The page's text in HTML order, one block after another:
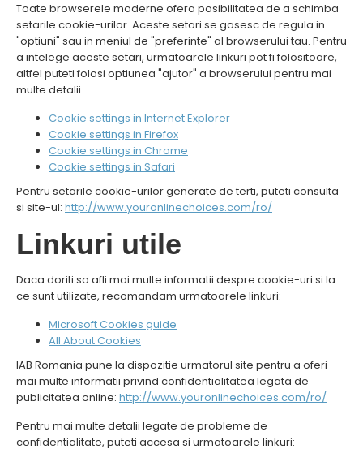
Toate browserele moderne ofera posibilitatea de a schimba
setarile cookie-urilor. Aceste setari se gasesc de regula in
"optiuni" sau in meniul de "preferinte" al browserului tau. Pentru
a intelege aceste setari, urmatoarele linkuri pot fi folositoare,
altfel puteti folosi optiunea "ajutor" a browserului pentru mai
multe detalii.
Cookie settings in Internet Explorer
Cookie settings in Firefox
Cookie settings in Chrome
Cookie settings in Safari
Pentru setarile cookie-urilor generate de terti, puteti consulta
si site-ul: http://www.youronlinechoices.com/ro/
Linkuri utile
Daca doriti sa afli mai multe informatii despre cookie-uri si la
ce sunt utilizate, recomandam urmatoarele linkuri:
Microsoft Cookies guide
All About Cookies
IAB Romania pune la dispozitie urmatorul site pentru a oferi
mai multe informatii privind confidentialitatea legata de
publicitatea online: http://www.youronlinechoices.com/ro/
Pentru mai multe detalii legate de probleme de
confidentialitate, puteti accesa si urmatoarele linkuri: